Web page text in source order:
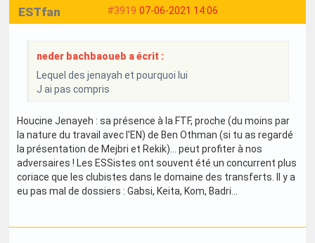
#3919 07-06-2021 14:06
ESTfan
neder bachbaoueb a écrit :
Lequel des jenayah et pourquoi lui
J ai pas compris
Houcine Jenayeh : sa présence à la FTF, proche (du moins par
la nature du travail avec l'EN) de Ben Othman (si tu as regardé
la présentation de Mejbri et Rekik)... peut profiter à nos
adversaires ! Les ESSistes ont souvent été un concurrent plus
coriace que les clubistes dans le domaine des transferts. Il y a
eu pas mal de dossiers : Gabsi, Keita, Kom, Badri...